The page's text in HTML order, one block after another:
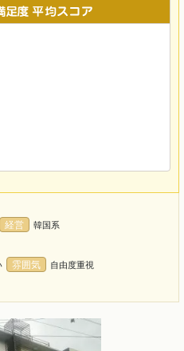
経営 韓国系
雰囲気 自由度重視